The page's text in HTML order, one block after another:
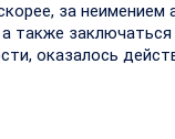
за неимением
также
оказалось